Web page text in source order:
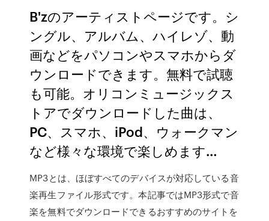
B'zのアーティストページです。シ
ングル、アルバム、ハイレゾ、動
画などをパソコンやスマホからダ
ウンロードできます。無料で試聴
も可能。オリコンミュージックス
トアでダウンロードした曲は、
PC、スマホ、iPod、ウォークマン
など様々な環境で楽しめます…
MP3とは、ほぼすべてのデバイスが対応している音
楽再生ファイル形式です。本記事ではMP3形式で音
楽を無料でダウンロードできるおすすめのサイトを